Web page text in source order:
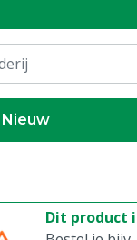
Nieuw
Dit product